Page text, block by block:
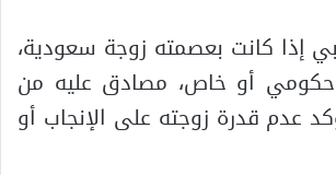
إذا كانت بعصمته زوجة سعودية،
أو خاص، مصادق عليه من
عدم قدرة زوجته على الإنجاب أو